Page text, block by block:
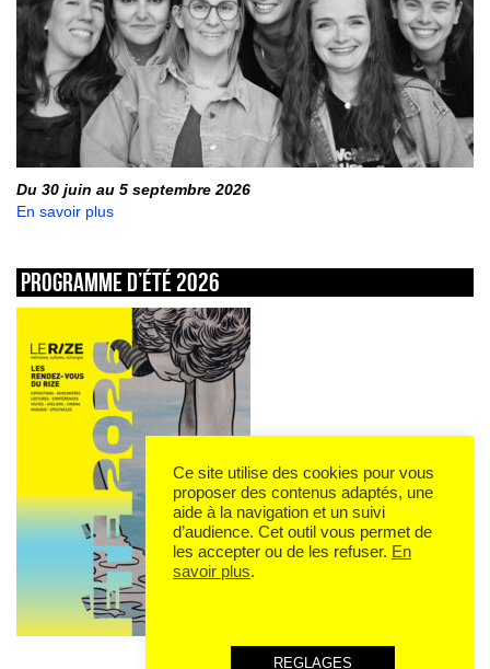
Du 30 juin au 5 septembre 2026
En savoir plus
Programme d’été 2026
Ce site utilise des cookies pour vous
proposer des contenus adaptés, une
aide à la navigation et un suivi
d’audience. Cet outil vous permet de
les accepter ou de les refuser. En
savoir plus.
REGLAGES